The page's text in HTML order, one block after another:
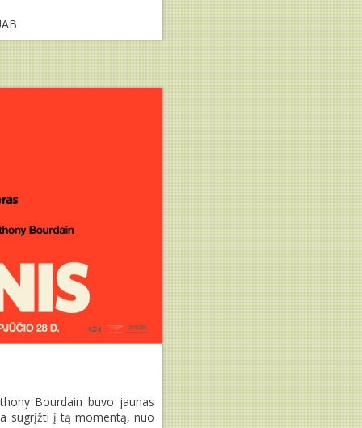
Bourdain buvo jaunas
sugrįžti į tą momentą, nuo